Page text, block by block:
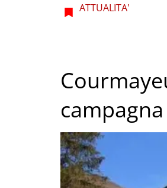
ATTUALITA'